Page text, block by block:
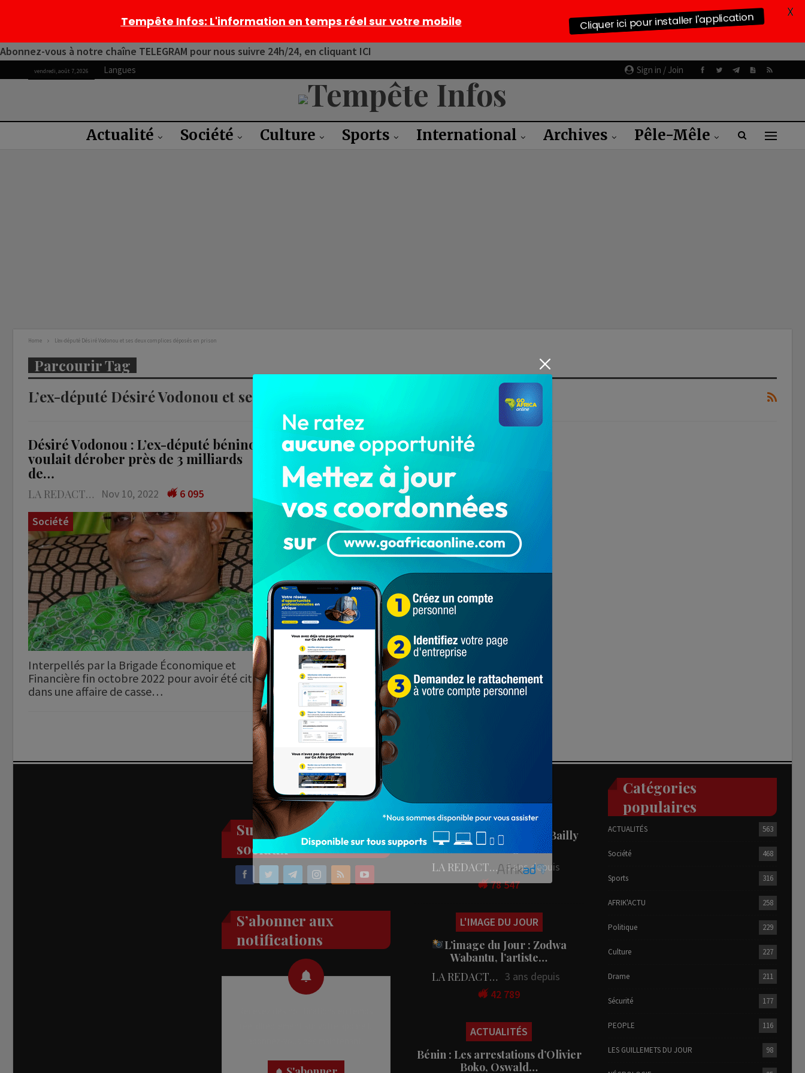
Abonnez-vous à notre chaîne TELEGRAM pour nous suivre 24h/24, en cliquant ICI
Sign in / Join
vendredi, août 7, 2026 Langues
Actualité Société Culture Sports International Archives Pêle-Mêle
Home L’ex-député Désiré Vodonou et ses deux complices déposés en prison
Parcourir Tag
L’ex-député Désiré Vodonou et ses deux complices déposés en prison
Désiré Vodonou : L’ex-député béninois
voulait dérober près de 3 milliards
de…
LA REDACTION Nov 10, 2022
6 095
Société
Interpellés par la Brigade Économique et
Financière fin octobre 2022 pour avoir été cités
dans une affaire de casse…
Suivez nos réseaux
sociaux
S’abonner aux
notifications
PEOPLE
People : L’artiste Blanche Bailly
en tournage…
LA REDACTION
4 ans depuis
78 547
L'IMAGE DU JOUR
L’image du Jour : Zodwa
Wabantu, l’artiste…
LA REDACTION 3 ans depuis
42 789
ACTUALITÉS
Bénin : Les arrestations d’Olivier
Boko, Oswald…
Catégories
populaires
ACTUALITÉS 563
Société 468
Sports 316
AFRIK'ACTU 258
Politique 229
Culture 227
Drame 211
Sécurité 177
PEOPLE 116
LES GUILLEMETS DU JOUR 98
Tempête Infos: L'information en temps réel sur votre mobile Cliquer ici pour installer l'application X